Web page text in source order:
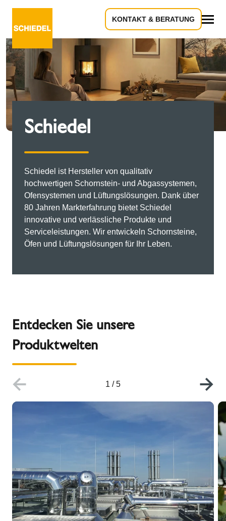
KONTAKT & BERATUNG
Schiedel
Schiedel ist Hersteller von qualitativ
hochwertigen Schornstein- und Abgassystemen,
Ofensystemen und Lüftungslösungen. Dank über
80 Jahren Markterfahrung bietet Schiedel
innovative und verlässliche Produkte und
Serviceleistungen. Wir entwickeln Schornsteine,
Öfen und Lüftungslösungen für Ihr Leben.
Entdecken Sie unsere
Produktwelten
1 /5